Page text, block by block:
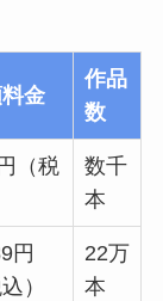
金
作品
数
（税
数千
本
円
）
22万
本